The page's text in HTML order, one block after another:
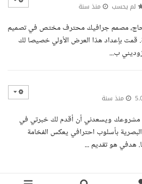
لم يحسب منذ سنة
الحاج، مصمم جرافيك محترف مختص في تصميم
قمت بإعداد هذا العرض الأولي خصيصا لك
ب...
منذ سنة
مشروعك ويسعدني أن أقدم لك خبرتي في
بأسلوب احترافي يعكس الفخامة
هدفي هو تقديم ...